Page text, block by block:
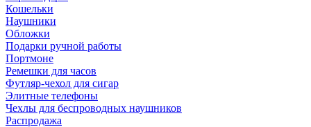
Кошельки
Наушники
Обложки
Подарки ручной работы
Портмоне
Ремешки для часов
Футляр-чехол для сигар
Элитные телефоны
Чехлы для беспроводных наушников
Распродажа